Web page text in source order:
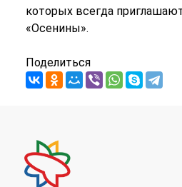
которых всегда
«Осенины».
Поделиться